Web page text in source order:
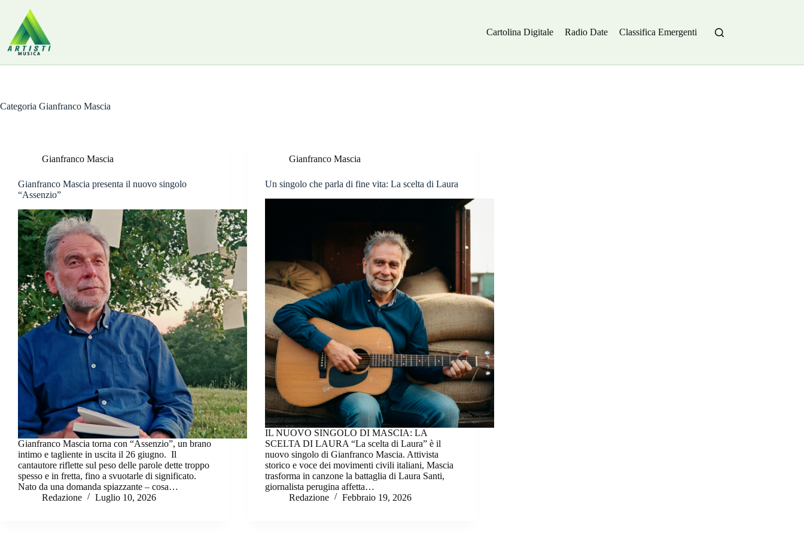
contenuto
Cartolina Digitale Radio Date Classifica Emergenti
Categoria Gianfranco Mascia
Gianfranco Mascia
Gianfranco Mascia presenta il nuovo singolo
“Assenzio”
Gianfranco Mascia torna con “Assenzio”, un brano
intimo e tagliente in uscita il 26 giugno. Il
cantautore riflette sul peso delle parole dette troppo
spesso e in fretta, fino a svuotarle di significato.
Nato da una domanda spiazzante – cosa…
Redazione
Luglio 10, 2026
Gianfranco Mascia
Un singolo che parla di fine vita: La scelta di Laura
IL NUOVO SINGOLO DI MASCIA: LA
SCELTA DI LAURA “La scelta di Laura” è il
nuovo singolo di Gianfranco Mascia. Attivista
storico e voce dei movimenti civili italiani, Mascia
trasforma in canzone la battaglia di Laura Santi,
giornalista perugina affetta…
Redazione
Febbraio 19, 2026